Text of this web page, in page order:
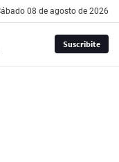
sábado 08 de agosto de 2026
Suscribite